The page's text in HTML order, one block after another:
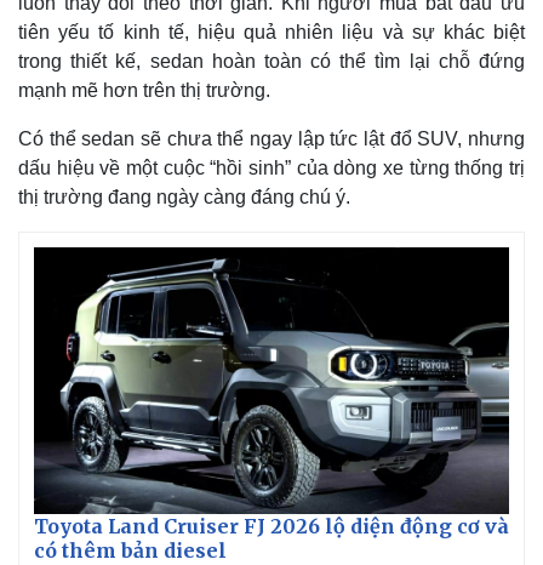
Bất động sản
Khởi nghiệp
Thị trường
Giá vàng
Tiêu dùng
Tỷ giá
Chứng khoán
Giá cà phê
tiên yếu tố kinh tế, hiệu quả nhiên liệu và sự khác biệt
trong thiết kế, sedan hoàn toàn có thể tìm lại chỗ đứng
mạnh mẽ hơn trên thị trường.
Có thể sedan sẽ chưa thể ngay lập tức lật đổ SUV, nhưng
dấu hiệu về một cuộc “hồi sinh” của dòng xe từng thống trị
thị trường đang ngày càng đáng chú ý.
Toyota Land Cruiser FJ 2026 lộ diện động cơ và
có thêm bản diesel